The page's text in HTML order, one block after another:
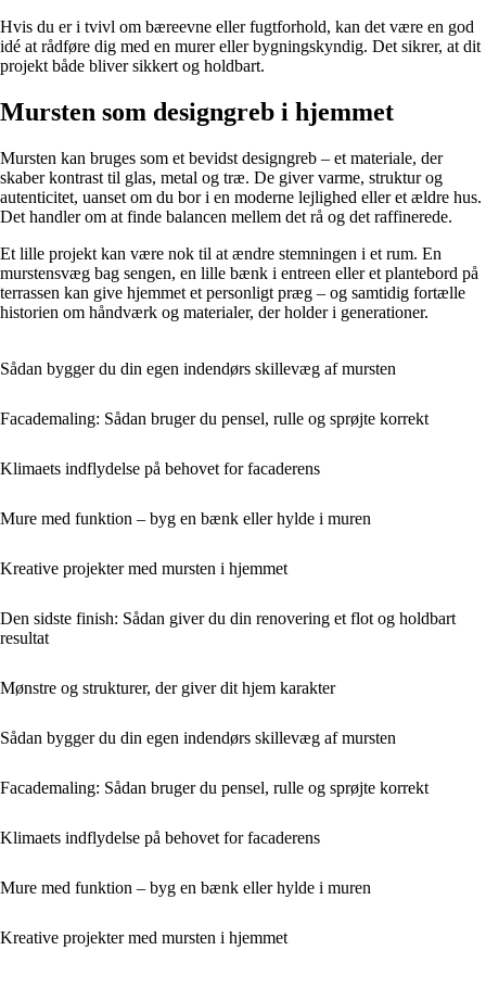
Hvis du er i tvivl om bæreevne eller fugtforhold, kan det være en god
idé at rådføre dig med en murer eller bygningskyndig. Det sikrer, at dit
projekt både bliver sikkert og holdbart.
Mursten som designgreb i hjemmet
Mursten kan bruges som et bevidst designgreb – et materiale, der
skaber kontrast til glas, metal og træ. De giver varme, struktur og
autenticitet, uanset om du bor i en moderne lejlighed eller et ældre hus.
Det handler om at finde balancen mellem det rå og det raffinerede.
Et lille projekt kan være nok til at ændre stemningen i et rum. En
murstensvæg bag sengen, en lille bænk i entreen eller et plantebord på
terrassen kan give hjemmet et personligt præg – og samtidig fortælle
historien om håndværk og materialer, der holder i generationer.
Sådan bygger du din egen indendørs skillevæg af mursten
Facademaling: Sådan bruger du pensel, rulle og sprøjte korrekt
Klimaets indflydelse på behovet for facaderens
Mure med funktion – byg en bænk eller hylde i muren
Kreative projekter med mursten i hjemmet
Den sidste finish: Sådan giver du din renovering et flot og holdbart
resultat
Mønstre og strukturer, der giver dit hjem karakter
Sådan bygger du din egen indendørs skillevæg af mursten
Facademaling: Sådan bruger du pensel, rulle og sprøjte korrekt
Klimaets indflydelse på behovet for facaderens
Mure med funktion – byg en bænk eller hylde i muren
Kreative projekter med mursten i hjemmet